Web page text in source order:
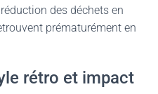
des déchets en
prématurément en
rétro et impact